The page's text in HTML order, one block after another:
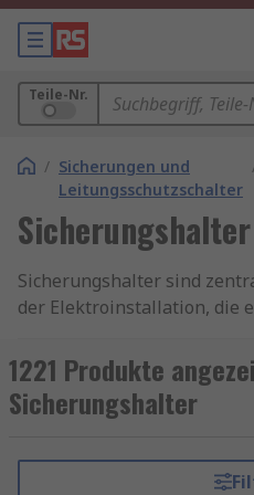
Teile-Nr.
/ Sicherungen und
Leitungsschutzschalter
Sicherungshalter
Sicherungshalter sind
der Elektroinstallation, die
vor äußeren Einflüssen
Schaltschrank, in Geräten
Steuerungen –
der Sicherung in den
1221 Produkte
Sicherungshalter